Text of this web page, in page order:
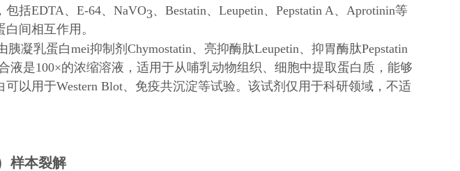
括EDTA、E-64、NaVO3、Bestatin、Leupetin、Pepstatin A、Aprotinin等
间相互作用。
凝乳蛋白mei抑制剂Chymostatin、亮抑酶肽Leupetin、抑胃酶肽Pepstatin
液是100×的浓缩溶液，适用于从哺乳动物组织、细胞中提取蛋白质，能够
以用于Western Blot、免疫共沉淀等试验。该试剂仅用于科研领域，不适
样本裂解